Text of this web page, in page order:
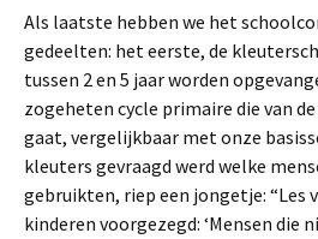
Als laatste hebben we het
gedeelten: het eerste, de
tussen 2 en 5 jaar worden
zogeheten cycle primaire die van
gaat, vergelijkbaar met onze
kleuters gevraagd werd welke
gebruikten, riep een jongetje: “Les
kinderen voorgezegd: ‘Mensen die